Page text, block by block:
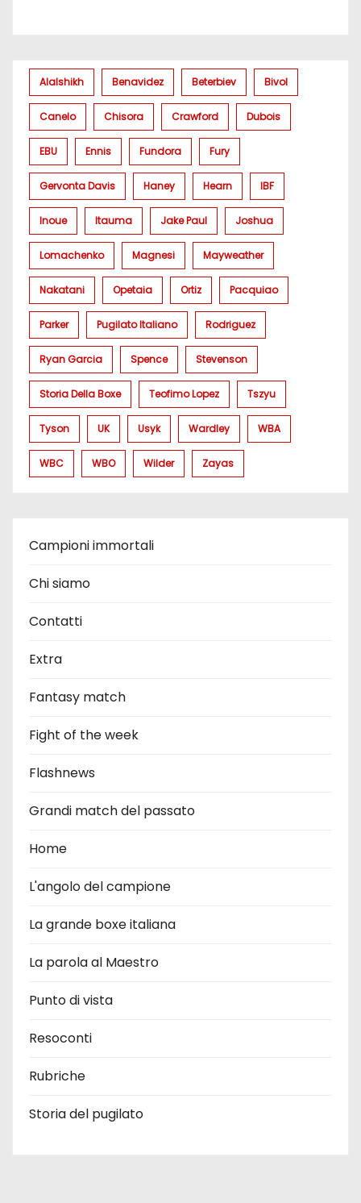
Alalshikh Benavidez Beterbiev Bivol
Canelo Chisora Crawford Dubois
EBU Ennis Fundora Fury
Gervonta Davis Haney Hearn IBF
Inoue Itauma Jake Paul Joshua
Lomachenko Magnesi Mayweather
Nakatani Opetaia Ortiz Pacquiao
Parker Pugilato Italiano Rodriguez
Ryan Garcia Spence Stevenson
Storia Della Boxe Teofimo Lopez Tszyu
Tyson UK Usyk Wardley WBA
WBC WBO Wilder Zayas
Campioni immortali
Chi siamo
Contatti
Extra
Fantasy match
Fight of the week
Flashnews
Grandi match del passato
Home
L'angolo del campione
La grande boxe italiana
La parola al Maestro
Punto di vista
Resoconti
Rubriche
Storia del pugilato